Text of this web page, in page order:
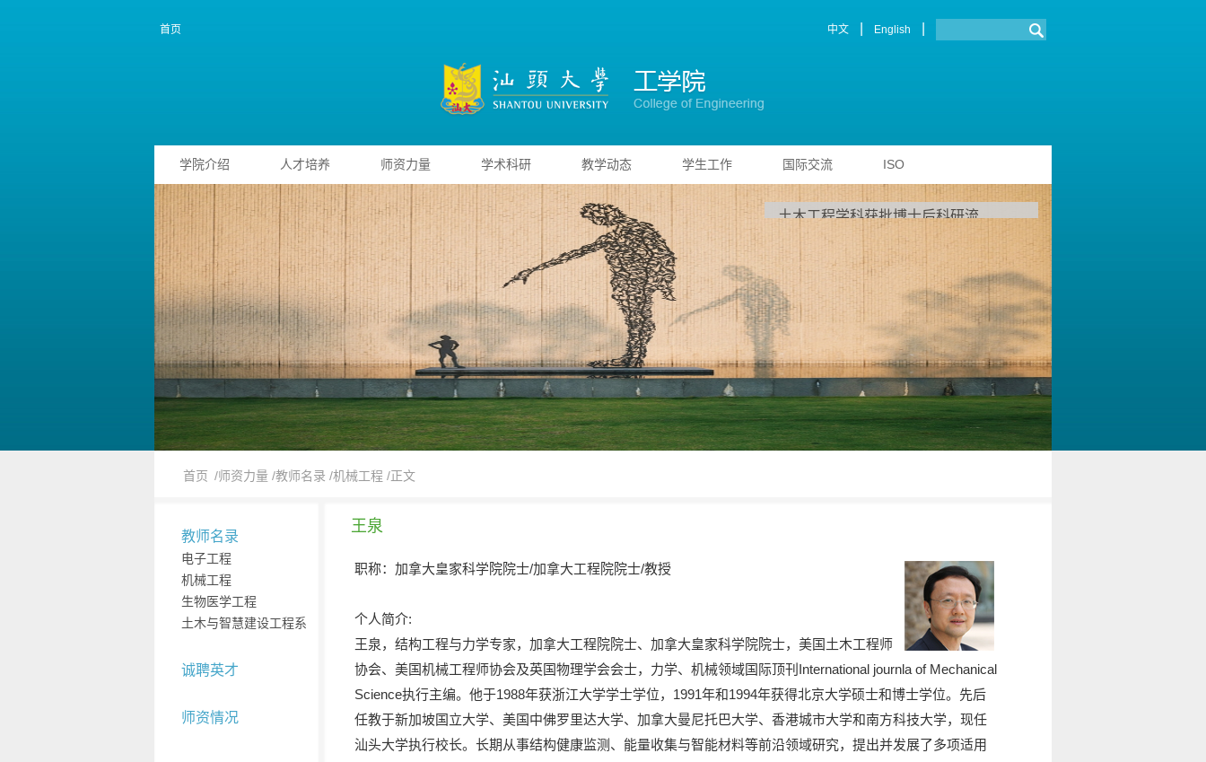
首页 中文 English
学院介绍 人才培养 师资力量 学术科研 教学动态 学生工作 国际交流 ISO
首页 /师资力量 /教师名录 /机械工程 /正文
教师名录
电子工程
机械工程
生物医学工程
土木与智慧建设工程系
诚聘英才
师资情况
王泉
职称：加拿大皇家科学院院士/加拿大工程院院士/教授
个人简介:
王泉，结构工程与力学专家，加拿大工程院院士、加拿大皇家科学院院士，美国土木工程师
协会、美国机械工程师协会及英国物理学会会士，力学、机械领域国际顶刊International journla of Mechanical
Science执行主编。他于1988年获浙江大学学士学位，1991年和1994年获得北京大学硕士和博士学位。先后
任教于新加坡国立大学、美国中佛罗里达大学、加拿大曼尼托巴大学、香港城市大学和南方科技大学，现任
汕头大学执行校长。长期从事结构健康监测、能量收集与智能材料等前沿领域研究，提出并发展了多项适用